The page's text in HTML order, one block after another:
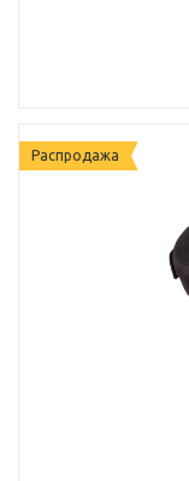
Распродажа